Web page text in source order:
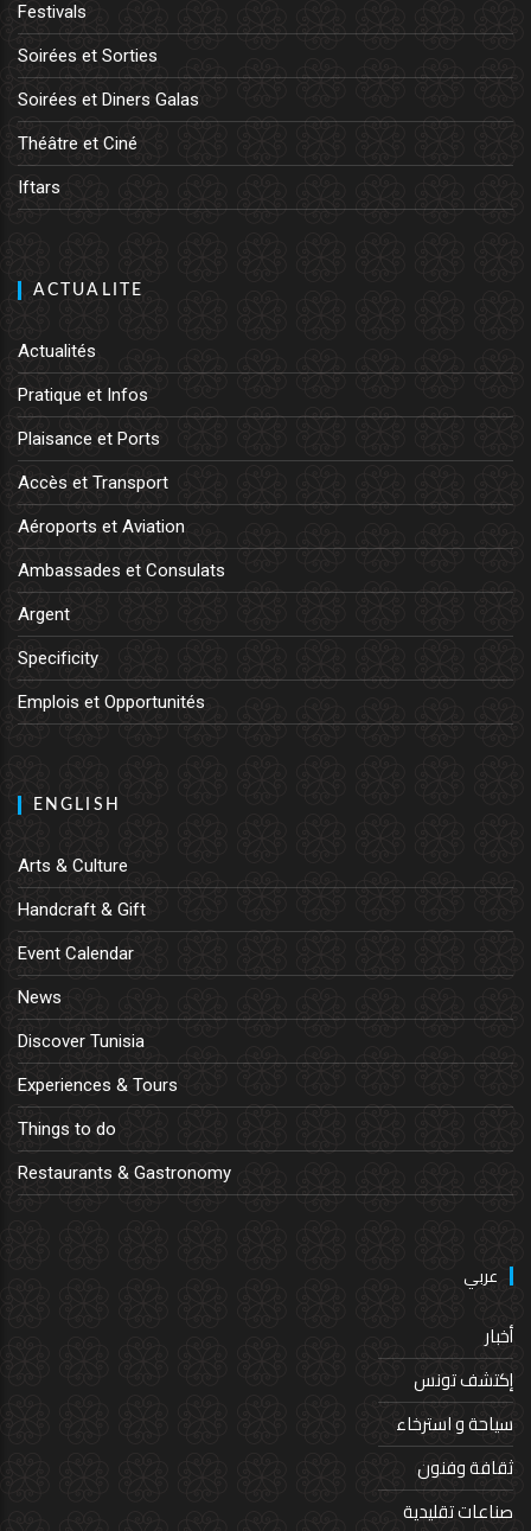
Festivals
Soirées et Sorties
Soirées et Diners Galas
Théâtre et Ciné
Iftars
ACTUALITE
Actualités
Pratique et Infos
Plaisance et Ports
Accès et Transport
Aéroports et Aviation
Ambassades et Consulats
Argent
Specificity
Emplois et Opportunités
ENGLISH
Arts & Culture
Handcraft & Gift
Event Calendar
News
Discover Tunisia
Experiences & Tours
Things to do
Restaurants & Gastronomy
عربي
أخبار
إكتشف تونس
سياحة و استرخاء
ثقافة وفنون
صناعات تقليدية